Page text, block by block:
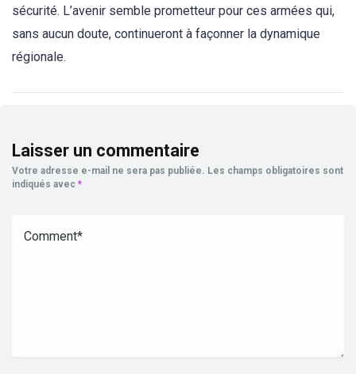
sécurité. L’avenir semble prometteur pour ces armées qui,
sans aucun doute, continueront à façonner la dynamique
régionale.
Laisser un commentaire
Votre adresse e-mail ne sera pas publiée. Les champs obligatoires sont
indiqués avec *